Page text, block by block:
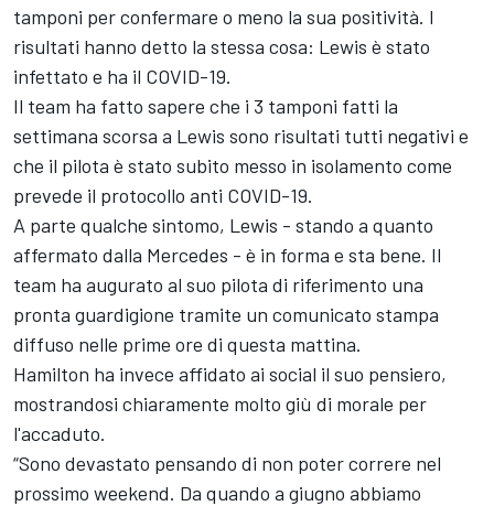
tamponi per confermare o meno la sua positività. I
risultati hanno detto la stessa cosa: Lewis è stato
infettato e ha il COVID-19.
Il team ha fatto sapere che i 3 tamponi fatti la
settimana scorsa a Lewis sono risultati tutti negativi e
che il pilota è stato subito messo in isolamento come
prevede il protocollo anti COVID-19.
A parte qualche sintomo, Lewis - stando a quanto
affermato dalla Mercedes - è in forma e sta bene. Il
team ha augurato al suo pilota di riferimento una
pronta guardigione tramite un comunicato stampa
diffuso nelle prime ore di questa mattina.
Hamilton ha invece affidato ai social il suo pensiero,
mostrandosi chiaramente molto giù di morale per
l'accaduto.
“Sono devastato pensando di non poter correre nel
prossimo weekend. Da quando a giugno abbiamo